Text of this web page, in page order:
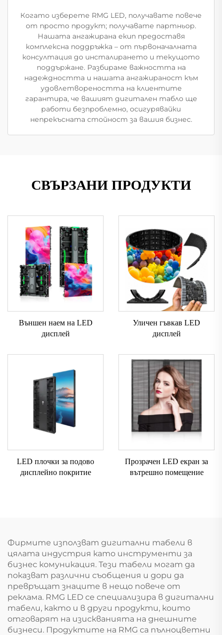
Когато изберете RMG LED, получавате повече
от просто продукт; получавате партньор.
Нашата ангажирана екип предоставя
комплексна поддръжка – от първоначалната
консултация до инсталирането и текущото
поддържане. Разбираме важността на
надеждността и нашата ангажираност към
удовлетвореността на клиентите
гарантира, че вашият дигитален табло ще
работи безпроблемно, осигурявайки
непрекъсната стойност за вашия бизнес.
СВЪРЗАНИ ПРОДУКТИ
Външен наем на LED
дисплей
Уличен гъвкав LED
дисплей
LED плочки за подово
дисплейно покритие
Прозрачен LED екран за
вътрешно помещение
Фирмите използват дигитални табели в
цялата индустрия като инструменти за
бизнес комуникация. Тези табели могат да
показват различни съобщения и дори да
превръщат знаците в нещо повече от
реклама. RMG LED се специализира в дигитални
табели, както и в други продукти, които
отговарят на изискванията на днешните
бизнеси. Продуктите на RMG са пълноцветни